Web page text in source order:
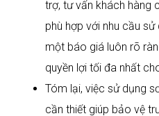
trợ, tư vấn khách hàng
phù hợp với nhu cầu
một báo giá luôn rõ
quyền lợi tối đa nhất
Tóm lại, việc sử dụng
cần thiết giúp bảo vệ